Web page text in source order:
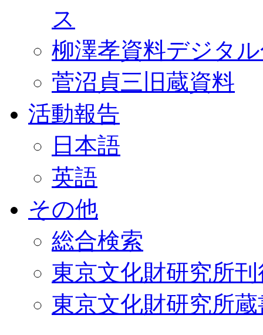
ス
柳澤孝資料デジタ
菅沼貞三旧蔵資料
活動報告
日本語
英語
その他
総合検索
東京文化財研究所
東京文化財研究所